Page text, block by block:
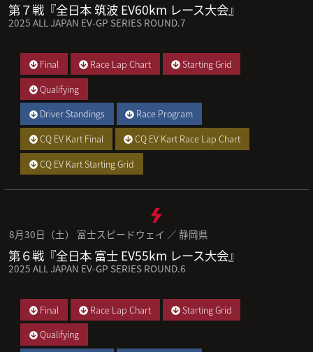
第７戦『全日本 筑波 EV60km レース大会』
2025 ALL JAPAN EV-GP SERIES ROUND.7
Final Race Lap Chart
Starting Grid
Qualifying
Driver Standings
Race Program
CQ EV Kart Final
CQ EV Kart Race Lap Chart
CQ EV Kart Starting Grid
8月30日（土） 富士スピードウェイ ／ 静岡県
第６戦『全日本 富士 EV55km レース大会』
2025 ALL JAPAN EV-GP SERIES ROUND.6
Final Race Lap Chart
Starting Grid
Qualifying